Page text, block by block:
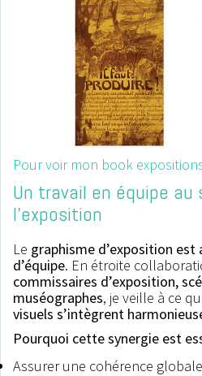
Pour voir mon book
Un travail en équipe au
l’exposition
Le graphisme d’exposition
d’équipe. En étroite
commissaires d’exposition,
muséographes, je veille à ce
visuels s’intègrent
Pourquoi cette synergie est
Assurer une cohérence